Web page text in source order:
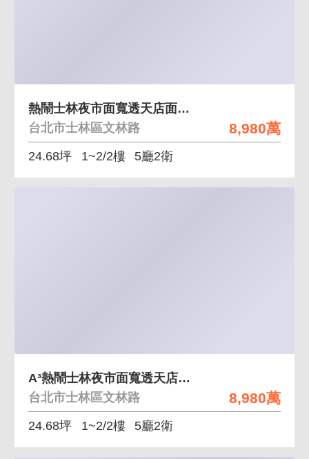
8,980萬
熱鬧士林夜市面寬透天店面有都更題材稀有釋出
台北市士林區文林路
24.68坪 1~2/2樓 5廳2衛
8,980萬
A³熱鬧士林夜市面寬透天店面有都更題材稀有釋出
台北市士林區文林路
24.68坪 1~2/2樓 5廳2衛